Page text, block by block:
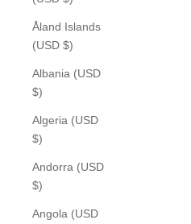
Åland Islands
(USD $)
Albania (USD
$)
Algeria (USD
$)
Andorra (USD
$)
Angola (USD